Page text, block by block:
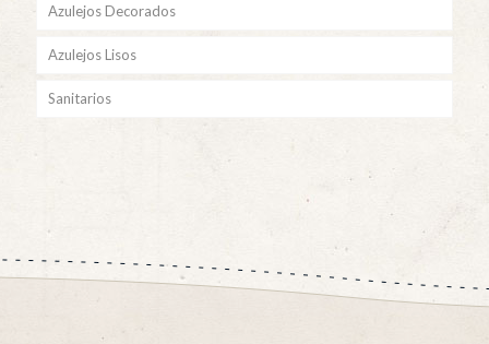
Azulejos Decorados
Azulejos Lisos
Sanitarios